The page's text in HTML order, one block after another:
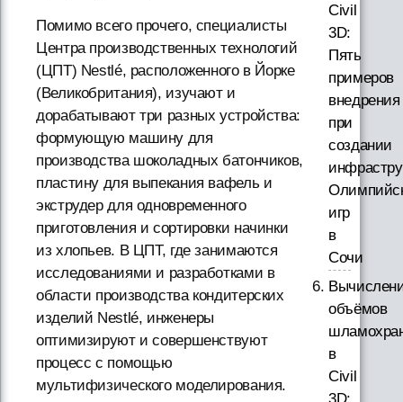
Помимо всего прочего, специалисты
Центра производственных технологий
(ЦПТ) Nestlé, расположенного в Йорке
(Великобритания), изучают и
дорабатывают три разных устройства:
формующую машину для
производства шоколадных батончиков,
пластину для выпекания вафель и
экструдер для одновременного
приготовления и сортировки начинки
из хлопьев. В ЦПТ, где занимаются
исследованиями и разработками в
области производства кондитерских
изделий Nestlé, инженеры
оптимизируют и совершенствуют
процесс с помощью
мультифизического моделирования.
Civil
3D:
Пять
примеров
внедрения
при
создании
игр
в
Сочи
объёмов
в
Civil
3D: